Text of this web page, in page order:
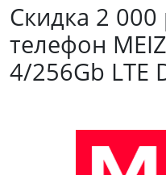
Скидка 2
телефон
4/256Gb LTE